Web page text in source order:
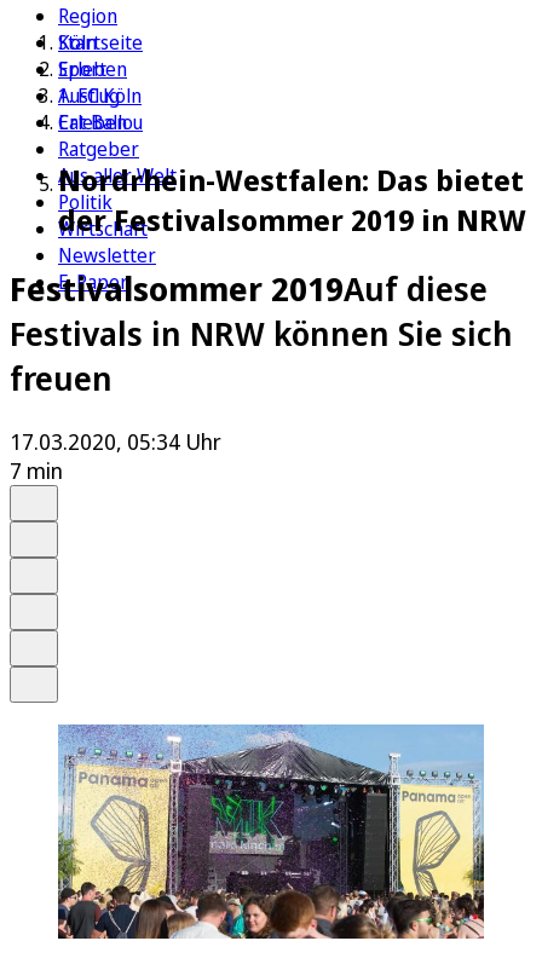
Region
Köln
Sport
1. FC Köln
Erleben
Ratgeber
Aus aller Welt
Politik
Wirtschaft
Newsletter
E-Paper
Startseite
Erleben
Ausflug
Cat Ballou
Nordrhein-Westfalen: Das bietet
der Festivalsommer 2019 in NRW
Festivalsommer 2019Auf diese
Festivals in NRW können Sie sich
freuen
17.03.2020, 05:34 Uhr
7 min